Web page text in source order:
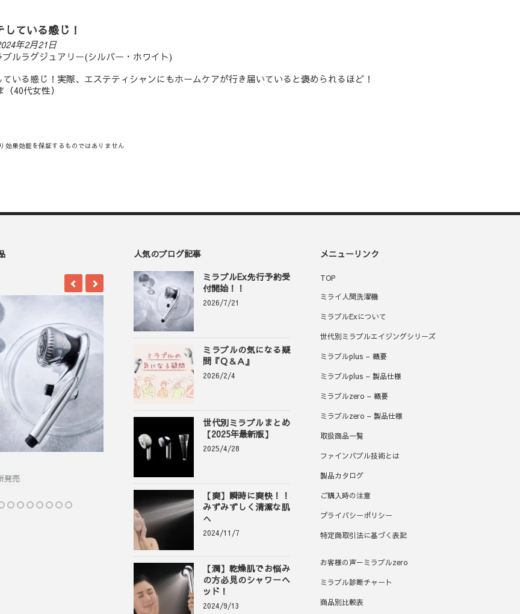
ている感じ！
年2月21日
ルラグジュアリー(シルバー・ホワイト)
いる感じ！実際、エステティシャンにもホームケアが行き届いていると褒められるほど！
40代女性）
効果効能を保証するものではありません
発売
人気のブログ記事
ミラブルEx先行予約受
付開始！！
2026/7/21
ミラブルの気になる疑
問『Ｑ＆Ａ』
2026/2/4
世代別ミラブルまとめ
【2025年最新版】
2025/4/28
【爽】瞬時に爽快！！
みずみずしく清潔な肌
へ
2024/11/7
【潤】乾燥肌でお悩み
の方必見のシャワーヘ
ッド！
2024/9/13
メニューリンク
TOP
ミライ人間洗濯機
ミラブルExについて
世代別ミラブルエイジングシリーズ
ミラブルplus – 概要
ミラブルplus – 製品仕様
ミラブルzero – 概要
ミラブルzero – 製品仕様
取扱商品一覧
ファインバブル技術とは
製品カタログ
ご購入時の注意
プライバシーポリシー
特定商取引法に基づく表記
お客様の声－ミラブルzero
ミラブル診断チャート
商品別比較表